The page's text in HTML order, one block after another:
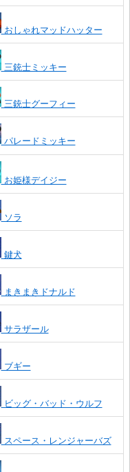
おしゃれマッドハッター
三銃士ミッキー
三銃士グーフィー
パレードミッキー
お姫様デイジー
ソラ
鍵犬
まきまきドナルド
サラザール
ブギー
ビッグ・バッド・ウルフ
スペース・レンジャーバズ